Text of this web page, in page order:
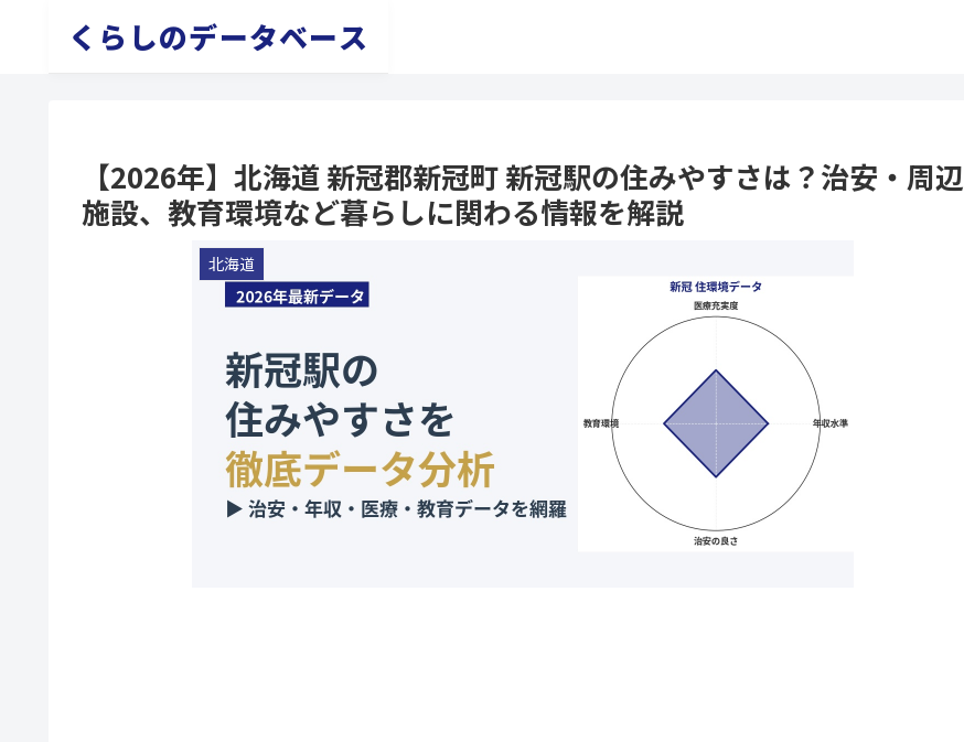
くらしのデータベース
【2026年】北海道 新冠郡新冠町 新冠駅の住みやすさは？治安・周辺
施設、教育環境など暮らしに関わる情報を解説
北海道